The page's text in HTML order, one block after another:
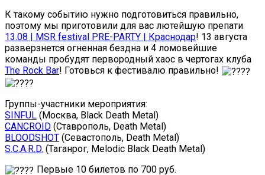
К такому событию нужно подготовиться правильно,
поэтому мы приготовили для вас лютейшую препати
13.08 | MSR festival PRE-PARTY | Краснодар! 13 августа
разверзнется огненная бездна и 4 ломовейшие
команды пробудят первородный хаос в чертогах клуба
The Rock Bar! Готовься к фестивалю правильно!
Группы-участники мероприятия:
SINFUL (Москва, Black Death Metal)
CANCROID (Ставрополь, Death Metal)
BLOODSHOT (Севастополь, Death Metal)
S.C.A.R.D. (Таганрог, Melodic Black Death Metal)
Первые 10 билетов по 700 руб.